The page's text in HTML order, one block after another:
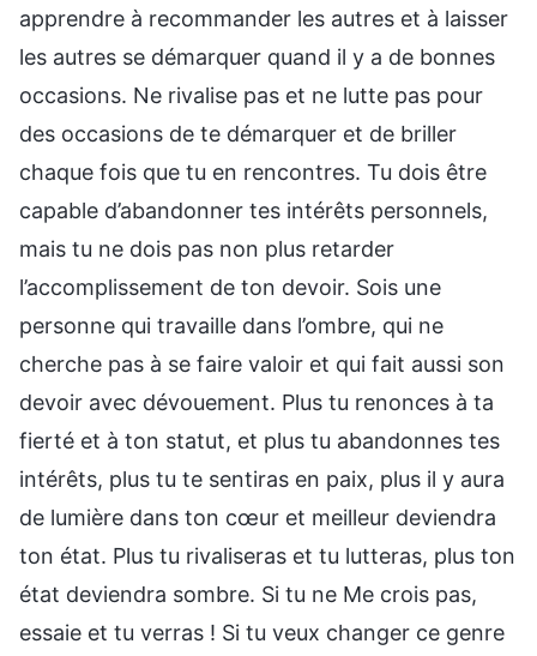
apprendre à recommander les autres et à laisser
les autres se démarquer quand il y a de bonnes
occasions. Ne rivalise pas et ne lutte pas pour
des occasions de te démarquer et de briller
chaque fois que tu en rencontres. Tu dois être
capable d’abandonner tes intérêts personnels,
mais tu ne dois pas non plus retarder
l’accomplissement de ton devoir. Sois une
personne qui travaille dans l’ombre, qui ne
cherche pas à se faire valoir et qui fait aussi son
devoir avec dévouement. Plus tu renonces à ta
fierté et à ton statut, et plus tu abandonnes tes
intérêts, plus tu te sentiras en paix, plus il y aura
de lumière dans ton cœur et meilleur deviendra
ton état. Plus tu rivaliseras et tu lutteras, plus ton
état deviendra sombre. Si tu ne Me crois pas,
essaie et tu verras ! Si tu veux changer ce genre